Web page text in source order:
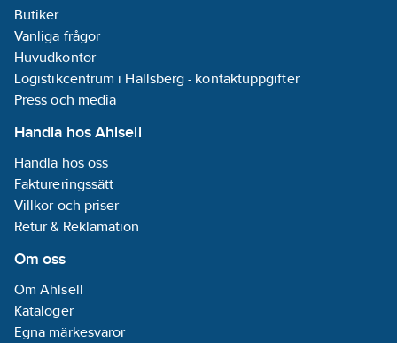
Butiker
Vanliga frågor
Huvudkontor
Logistikcentrum i Hallsberg - kontaktuppgifter
Press och media
Handla hos Ahlsell
Handla hos oss
Faktureringssätt
Villkor och priser
Retur & Reklamation
Om oss
Om Ahlsell
Kataloger
Egna märkesvaror